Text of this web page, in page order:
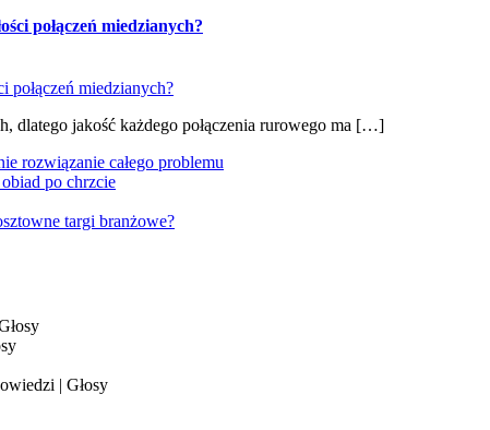
połączeń miedzianych?
dlatego jakość każdego połączenia rurowego ma […]
rozwiązanie całego problemu
po chrzcie
targi branżowe?
| Głosy